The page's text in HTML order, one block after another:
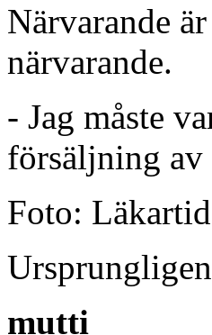
Närvarande
närvarande.
- Jag måste
försäljning av
Foto:
mutti